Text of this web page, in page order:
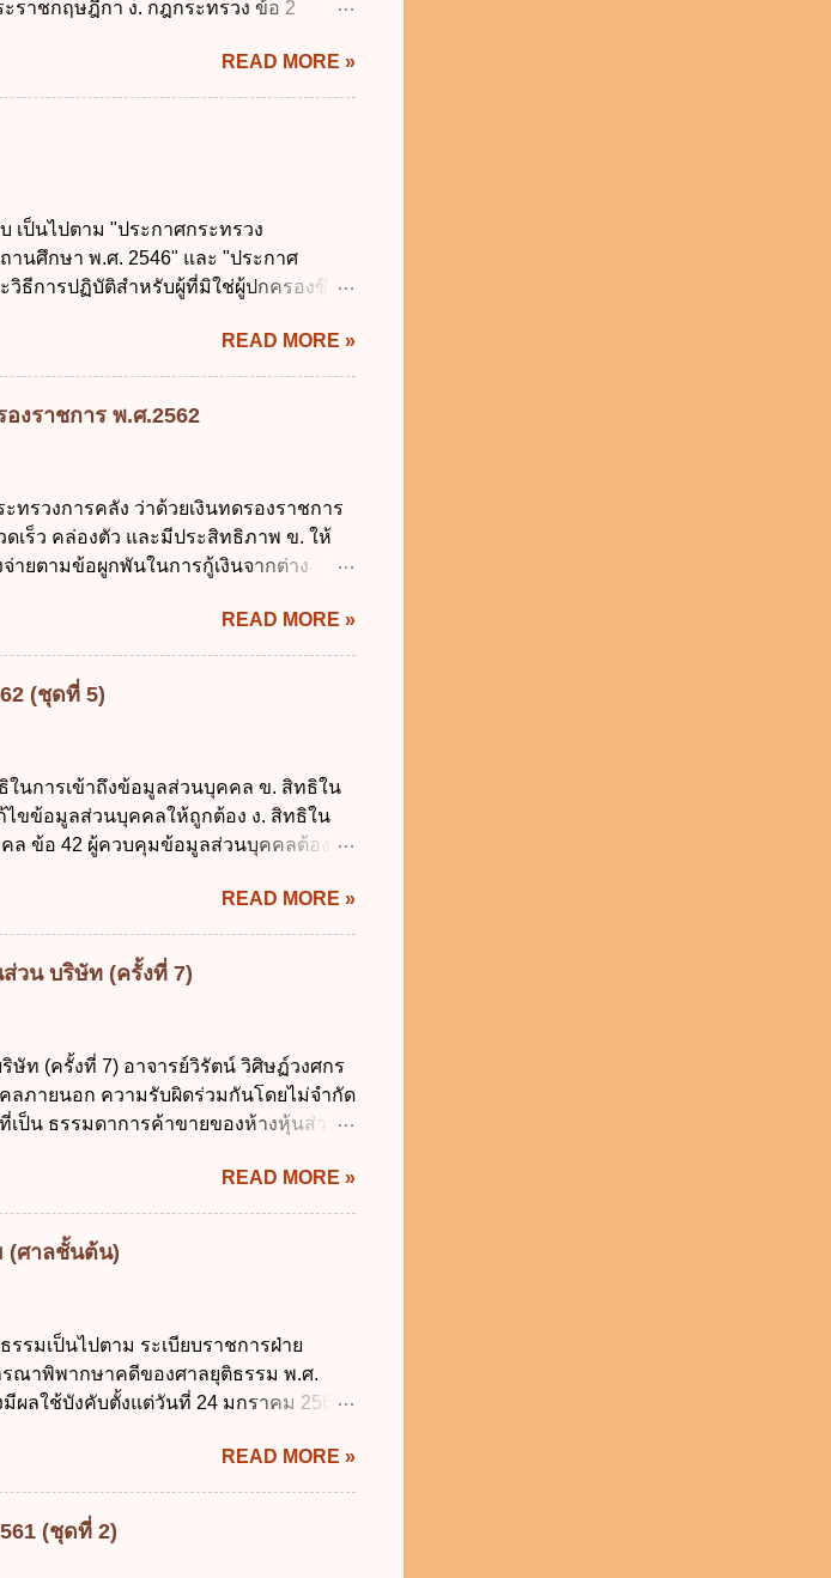
ปแบบดิจิทัล ข้อ 4 กรรมการพัฒนารัฐบาล
าชกฤษฎีกา ง. กฎกระทรวง ข้อ 2
บุคคล พ.ศ. 2562 ก. หน่วยงานของรัฐทุก
นความบันเทิงและนันทนาการ ง. ถูกทุกข้อ
งข้อมูลส่วนบุคคล พ.ศ. 2562 ใช้บังคับ
พฤษภาคม 2562 ค. 28 พฤษภาคม 2562
บุคคลซึ่งมีอำนาจหน้าที่ตัดสินใจเกี่ยวกับ
มูลส่วนบุคคล ค. พนักงานเจ้าหน้าที่ ง.
กงานเจ้าหน้าที่ตามพระราชบัญญัติ
กรัฐมนตรี ข. รัฐมนตรีว่าการกระทรวง
READ MORE »
เป็นไปตาม "ประกาศกระทรวง
านศึกษา พ.ศ. 2546" และ "ประกาศ
วิธีการปฏิบัติสำหรับผู้ที่มิใช่ผู้ปกครองซึ่งมี
หมายที่มีโทษทางอาญา โดยมีสาระสำคัญ
งเข้าปีที่ 7 จนถึงอายุย่างเข้าปีที่ 16 เว้น
บังคับแล้ว 2. ผู้ปกครอง คือ 2.1 บิดา
ลที่เด็กอยู่ด้วยเป็นประจำหรือที่เด็กอยู่
กรณีผู้ปกครองยังไม่ได้ส่งเด็กเข้าเรียน
นภาคต้น ถ้าสถานศึกษายังมิไ...
READ MORE »
งราชการ พ.ศ.2562
ทรวงการคลัง ว่าด้วยเงินทดรองราชการ
เร็ว คล่องตัว และมีประสิทธิภาพ ข. ให้
ายตามข้อผูกพันในการกู้เงินจากต่าง
เป็นเร่งด่วนที่ไม่สามารถรอการเบิกเงิน
การคลัง ว่าด้วยเงินทดรองราชการ พ.ศ.
ระราชบัญญัติวิธีการงบประมาณ พ.ศ.
งของรัฐ พ.ศ. 2561 ค. พระราชบัญญัติ
ารคลัง ว่าด้วยการเบิกเงินจากคลัง การรับ
ษาเงินทดรองราชการไว้ ณ ที่ทำการ เพื่อ
บาท ข. 50,000 บาท ค. 30,000 บาท ง.
เงินทดรองราชการจำนวนที่เกินกว่า...
READ MORE »
(ชุดที่ 5)
ในการเข้าถึงข้อมูลส่วนบุคคล ข. สิทธิใน
ขข้อมูลส่วนบุคคลให้ถูกต้อง ง. สิทธิใน
ล ข้อ 42 ผู้ควบคุมข้อมูลส่วนบุคคลต้อง
มาตรการทางกฎหมายคุ้มครองข้อมูลส่วน
ดำเนินการแก้ไขข้อมูลส่วนบุคคลให้ถูก
. ฟ้องร้อง ข้อ 44 หลักการสำคัญของสิทธิ
ธิขอให้ผู้ควบคุมข้อมูลส่วนบุคคลลบ
บุคคล ค. ทำให้ข้อมูลส่วนบุคคลไม่
นในการประมวลผลตามวัตถุประสงค์ ข.
งข้อมูลส่วนบุคคลถอนความยินยอมใน
บุคคล ง. ข้อมูลส่วนบุคคลได้ถูกใช้ประมวล
READ MORE »
วน บริษัท (ครั้งที่ 7)
ท (ครั้งที่ 7) อาจารย์วิรัตน์ วิศิษฏ์วงศกร
ลภายนอก ความรับผิดร่วมกันโดยไม่จำกัด
ป็น ธรรมดาการค้าขายของห้างหุ้นส่วน
ต หรือมีอำนาจจัดการหรือไม่ก็ตาม จึงเป็น
ตามม.291 เพื่อคุ้มครองบุคคลภายนอกผู้
มูลละเมิด 1.1) กรณีห้างหุ้นส่วนสามัญจด
รียกให้ชำระหนี้เอาแต่ผู้เป็นหุ้นส่วนคนใค
ของห้างยังมีพอที่จะชำระหนี้ได้ และการ
READ MORE »
(ศาลชั้นต้น)
รมเป็นไปตาม ระเบียบราชการฝ่าย
รณาพิพากษาคดีของศาลยุติธรรม พ.ศ.
ผลใช้บังคับตั้งแต่วันที่ 24 มกราคม 2566
คดีจัดการพิเศษ คือ คดีลักษณะที่ไม่มีความ
นัดเดียว หรือในวันหนึ่งสามารถพิจารณา
บพยานได้ หรือคดีประเภทอื่นที่ผู้รับผิด
การพิเศษ โดย ศาลจะพิจารณาพิพากษา
READ MORE »
(ชุดที่ 2)